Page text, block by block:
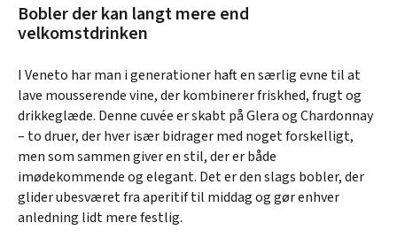
Bobler der kan langt mere end
velkomstdrinken
I Veneto har man i generationer haft en særlig evne til at
lave mousserende vine, der kombinerer friskhed, frugt og
drikkeglæde. Denne cuvée er skabt på Glera og Chardonnay
– to druer, der hver især bidrager med noget forskelligt,
men som sammen giver en stil, der er både
imødekommende og elegant. Det er den slags bobler, der
glider ubesværet fra aperitif til middag og gør enhver
anledning lidt mere festlig.